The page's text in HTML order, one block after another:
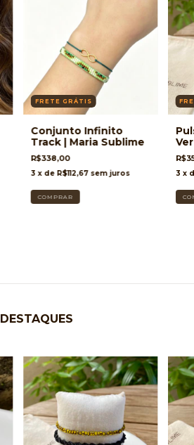
FRETE GRÁTIS
Conjunto Infinito
Track | Maria Sublime
R$338,00
3 x de R$112,67 sem juros 3 x
DESTAQUES